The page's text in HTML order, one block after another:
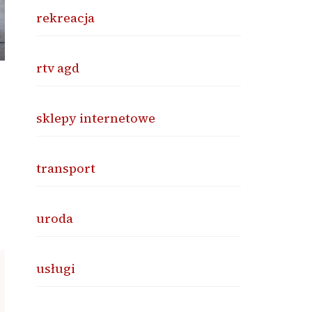
rekreacja
rtv agd
sklepy internetowe
transport
uroda
usługi